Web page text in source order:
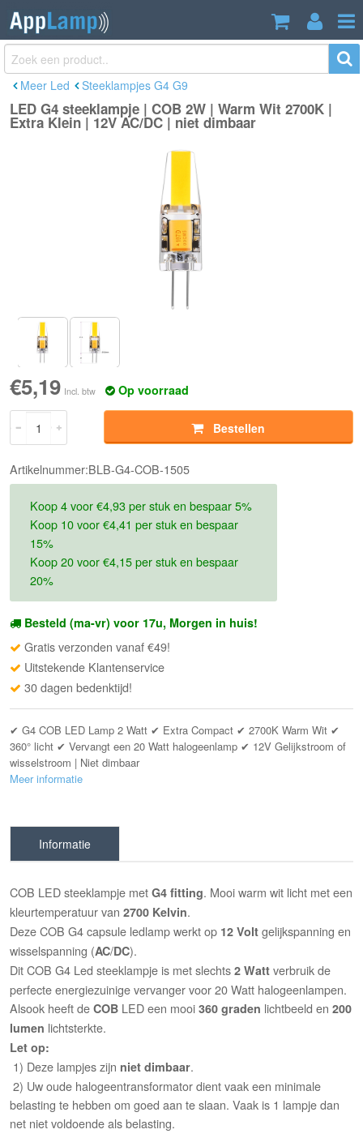
LED G4 steeklampje | COB 2W | Warm
Wit 2700K | Extra Klein | 12V AC/DC |
niet dimbaar
€5,19
Meer Led Steeklampjes G4 G9
LED G4 steeklampje | COB 2W | Warm Wit 2700K |
Extra Klein | 12V AC/DC | niet dimbaar
€5,19 Incl. btw Op voorraad
Bestellen
Artikelnummer:BLB-G4-COB-1505
Koop 4 voor €4,93 per stuk en bespaar 5%
Koop 10 voor €4,41 per stuk en bespaar
15%
Koop 20 voor €4,15 per stuk en bespaar
20%
Besteld (ma-vr) voor 17u, Morgen in huis!
Gratis verzonden vanaf €49!
Uitstekende Klantenservice
30 dagen bedenktijd!
✔ G4 COB LED Lamp 2 Watt ✔ Extra Compact ✔ 2700K Warm Wit ✔
360° licht ✔ Vervangt een 20 Watt halogeenlamp ✔ 12V Gelijkstroom of
wisselstroom | Niet dimbaar
Meer informatie
Informatie
COB LED steeklampje metG4 fitting. Mooi warm wit licht met een
kleurtemperatuur van2700 Kelvin.
Deze COB G4 capsule ledlamp werkt op 12 Volt gelijkspanning en
wisselspanning (AC/DC).
Dit COB G4 Led steeklampje is met slechts2 Watt verbruik de
perfecte energiezuinige vervanger voor 20 Watt halogeenlampen.
Alsook heeft deCOB LED een mooi360 graden lichtbeeld en200
lumen lichtsterkte.
Let op:
1) Deze lampjes zijn niet dimbaar.
2) Uw oude halogeentransformator dient vaak een minimale
belasting te hebben om goed aan te slaan. Vaak is 1 lampje dan
net niet voldoende als belasting.